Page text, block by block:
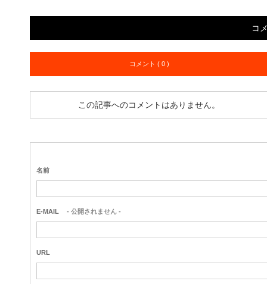
コ
コメント ( 0 )
この記事へのコメントはありません。
名前
E-MAIL - 公開されません -
URL